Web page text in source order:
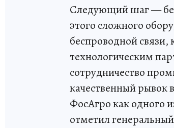
Следующий шаг —
этого сложного
беспроводной
технологическим
сотрудничество
качественный рывок
ФосАгро как одного
отметил